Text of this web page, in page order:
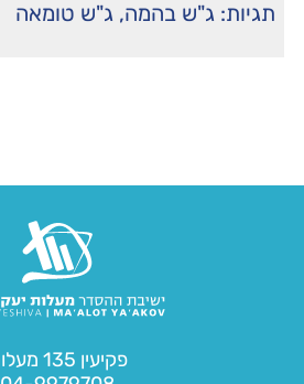
תגיות: ג"ש בהמה, ג"ש טומאה
פקיעין 135 מעלות